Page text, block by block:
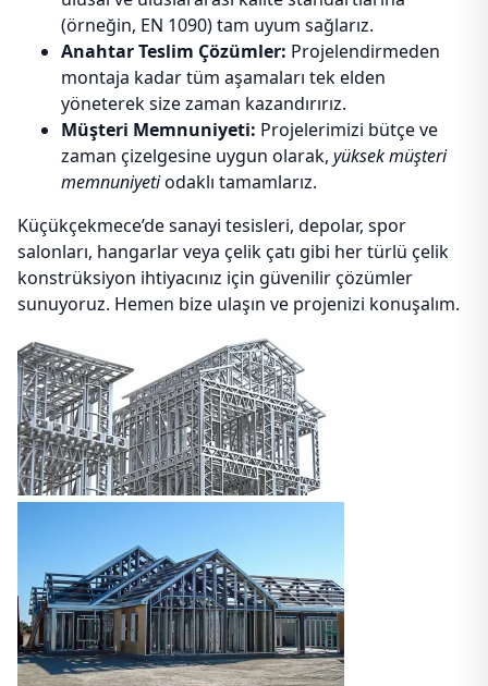
(örneğin, EN 1090) tam uyum sağlarız.
Anahtar Teslim Çözümler: Projelendirmeden
montaja kadar tüm aşamaları tek elden
yöneterek size zaman kazandırırız.
Müşteri Memnuniyeti: Projelerimizi bütçe ve
zaman çizelgesine uygun olarak, yüksek müşteri
memnuniyetiodaklı tamamlarız.
Küçükçekmece’de sanayi tesisleri, depolar, spor
salonları, hangarlar veya çelik çatı gibi her türlü çelik
konstrüksiyon ihtiyacınız için güvenilir çözümler
sunuyoruz. Hemen bize ulaşın ve projenizi konuşalım.